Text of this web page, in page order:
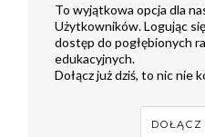
To wyjątkowa opcja dla
Użytkowników. Logując
dostęp do pogłębionych
edukacyjnych.
Dołącz już dziś, to nic nie